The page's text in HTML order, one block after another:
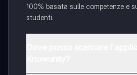
100% basata sulle competenze e
studenti.